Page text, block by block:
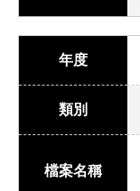
年度
類別
檔案名稱